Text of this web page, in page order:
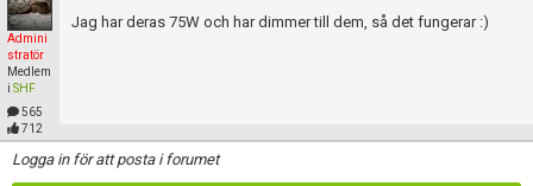
Admini
stratör
Medlem
i SHF
565
712
Jag har deras 75W och har dimmer till dem, så det fungerar :)
Logga in för att posta i forumet
Skapa konto